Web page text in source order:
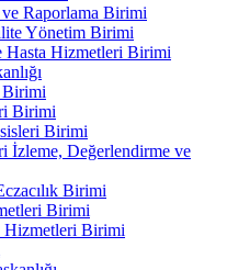
Raporlama Birimi
Yönetim Birimi
Hasta Hizmetleri Birimi
Birimi
Birimi
Birimi
İzleme, Değerlendirme ve
Birimi
Birimi
Hizmetleri Birimi